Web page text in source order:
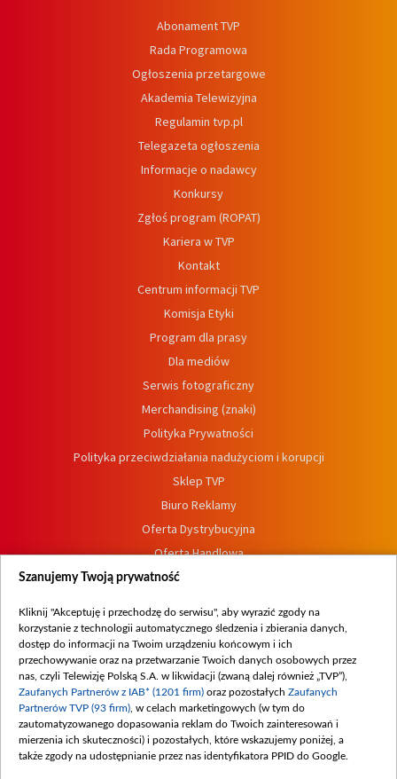
Abonament TVP
Rada Programowa
Ogłoszenia przetargowe
Akademia Telewizyjna
Regulamin tvp.pl
Telegazeta ogłoszenia
Informacje o nadawcy
Konkursy
Zgłoś program (ROPAT)
Kariera w TVP
Kontakt
Centrum informacji TVP
Komisja Etyki
Program dla prasy
Dla mediów
Serwis fotograficzny
Merchandising (znaki)
Polityka Prywatności
Polityka przeciwdziałania nadużyciom i korupcji
Sklep TVP
Biuro Reklamy
Oferta Dystrybucyjna
Oferta Handlowa
Dostępność
Procedura zgłoszeń wewnętrznych
Szanujemy Twoją prywatność
Kliknij "Akceptuję i przechodzę do serwisu", aby wyrazić zgody na
korzystanie z technologii automatycznego śledzenia i zbierania danych,
dostęp do informacji na Twoim urządzeniu końcowym i ich
przechowywanie oraz na przetwarzanie Twoich danych osobowych przez
nas, czyli Telewizję Polską S.A. w likwidacji (zwaną dalej również „TVP”),
Zaufanych Partnerów z IAB* (1201 firm) oraz pozostałych Zaufanych
Partnerów TVP (93 firm) , w celach marketingowych (w tym do
zautomatyzowanego dopasowania reklam do Twoich zainteresowań i
mierzenia ich skuteczności) i pozostałych, które wskazujemy poniżej, a
także zgody na udostępnianie przez nas identyfikatora PPID do Google.